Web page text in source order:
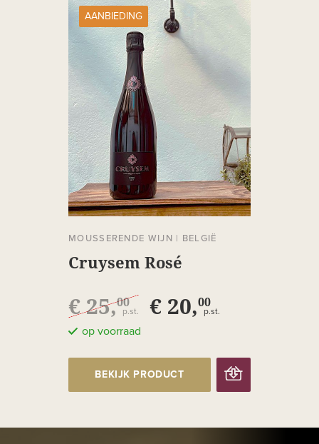
AANBIEDING
MOUSSERENDE WIJN | BELGIË
Cruysem Rosé
€ 25,00
p.st. € 20,00
p.st.
op voorraad
BEKIJK PRODUCT